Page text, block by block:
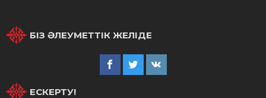
БІЗ ӘЛЕУМЕТТІК ЖЕЛІДЕ
ЕСКЕРТУ!